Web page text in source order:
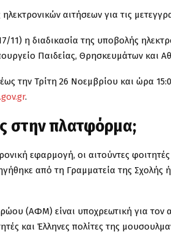
αιτήσεων για τις
11) η διαδικασία της υποβολής
Παιδείας, Θρησκευμάτων και
την Τρίτη 26 Νοεμβρίου και ώρα
.
στην πλατφόρμα;
εφαρμογή, οι αιτούντες
από τη Γραμματεία της Σχολής
(ΑΦΜ) είναι υποχρεωτική για τον
και Έλληνες πολίτες της